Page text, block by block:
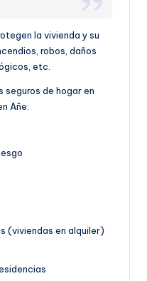
la vivienda y su
robos, daños
etc.
de hogar en
Añe:
(viviendas en alquiler)